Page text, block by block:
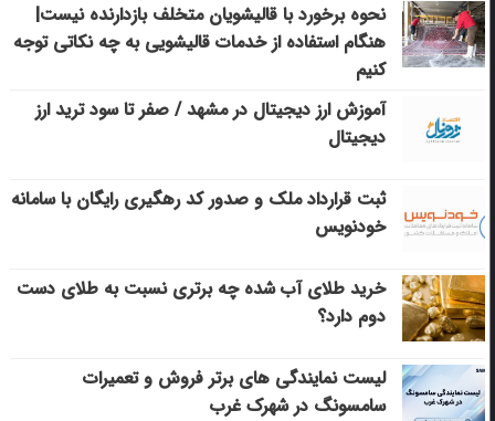
نحوه برخورد با قالیشویان متخلف بازدارنده نیست|
هنگام استفاده از خدمات قالیشویی به چه نکاتی توجه
کنیم
آموزش ارز دیجیتال در مشهد / صفر تا سود ترید ارز
دیجیتال
ثبت قرارداد ملک و صدور کد رهگیری رایگان با سامانه
خودنویس
خرید طلای آب شده چه برتری نسبت به طلای دست
دوم دارد؟
لیست نمایندگی های برتر فروش و تعمیرات
سامسونگ در شهرک غرب